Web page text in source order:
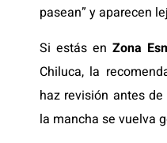
pasean” y aparecen
Si estás en Zona
Chiluca, la
haz revisión antes
la mancha se vuelva